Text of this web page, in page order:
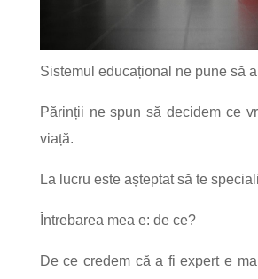
Sistemul educațional ne pune să
Părinții ne spun să decidem ce
viață.
La lucru este așteptat să te
Întrebarea mea e: de ce?
De ce credem că a fi expert e